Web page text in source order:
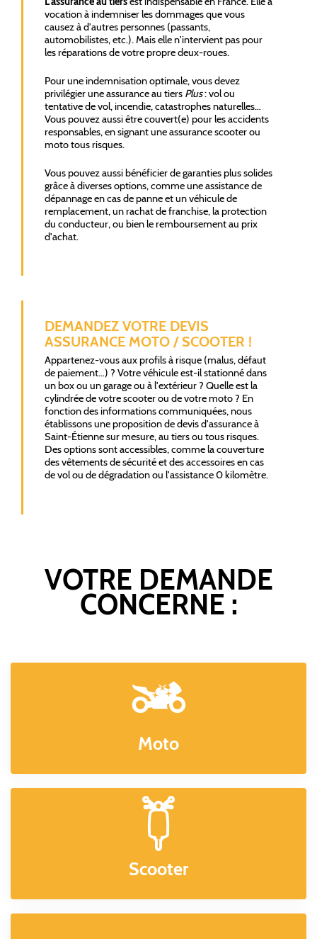
vocation à indemniser les dommages que vous
causez à d'autres personnes (passants,
automobilistes, etc.). Mais elle n'intervient pas pour
les réparations de votre propre deux-roues.
Pour une indemnisation optimale, vous devez
privilégier une assurance au tiers Plus: vol ou
tentative de vol, incendie, catastrophes naturelles…
Vous pouvez aussi être couvert(e) pour les accidents
responsables, en signant une assurance scooter ou
moto tous risques.
Vous pouvez aussi bénéficier de garanties plus solides
grâce à diverses options, comme une assistance de
dépannage en cas de panne et un véhicule de
remplacement, un rachat de franchise, la protection
du conducteur, ou bien le remboursement au prix
d'achat.
DEMANDEZ VOTRE DEVIS
ASSURANCE MOTO / SCOOTER !
Appartenez-vous aux profils à risque (malus, défaut
de paiement…) ? Votre véhicule est-il stationné dans
un box ou un garage ou à l'extérieur ? Quelle est la
cylindrée de votre scooter ou de votre moto ? En
fonction des informations communiquées, nous
établissons une proposition de devis d'assurance à
Saint-Étienne sur mesure, au tiers ou tous risques.
Des options sont accessibles, comme la couverture
des vêtements de sécurité et des accessoires en cas
de vol ou de dégradation ou l'assistance 0 kilomètre.
VOTRE DEMANDE
CONCERNE :
Moto
Scooter